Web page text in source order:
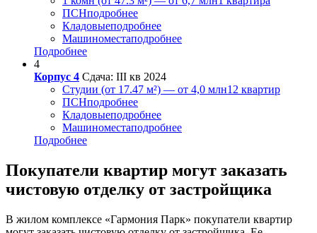
ПСНподробнее
Кладовыеподробнее
Машиноместаподробнее
Подробнее
4
Корпус 4 Сдача: III кв 2024
Студии (от 17.47 м²) — от 4,0 млн12 квартир
ПСНподробнее
Кладовыеподробнее
Машиноместаподробнее
Подробнее
Покупатели квартир могут заказать
чистовую отделку от застройщика
В жилом комплексе «Гармония Парк» покупатели квартир